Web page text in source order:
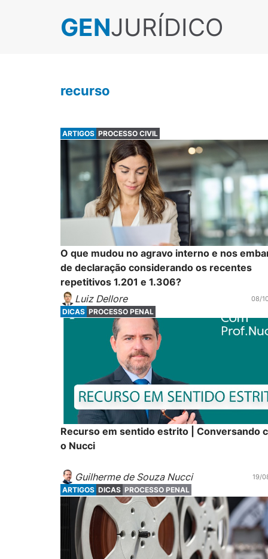
GENJURÍDICO
recurso
ARTIGOS PROCESSO CIVIL
O que mudou no agravo interno e nos
de declaração considerando os recentes
repetitivos 1.201 e 1.306?
Luiz Dellore
08/
DICAS PROCESSO PENAL
Recurso em sentido estrito | Conversando
o Nucci
Guilherme de Souza Nucci 19/
ARTIGOS DICAS PROCESSO PENAL